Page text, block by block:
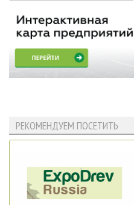
РЕКОМЕНДУЕМ ПОСЕТИТЬ